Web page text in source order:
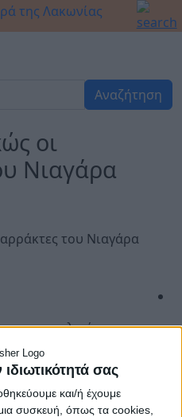
σας
και/ή έχουμε
συσκευή, όπως τα cookies,
Αναζήτηση
οι
Νιαγάρα
με τις πολικές
του Νιαγάρα
τοπίο
υλικό.